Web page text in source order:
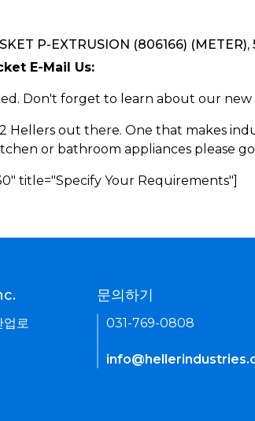
P-EXTRUSION (806166) (METER),
E-Mail Us:
Don't forget to learn about our new
Hellers out there. One that makes
or bathroom appliances please
title="Specify Your Requirements"]
업로
문의하기
031-769-0808